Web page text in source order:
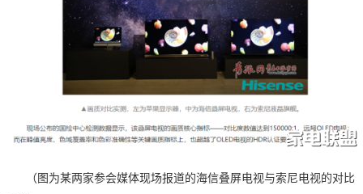
（图为某两家参会媒体现场报道的海信叠屏电视与索尼电视的对比